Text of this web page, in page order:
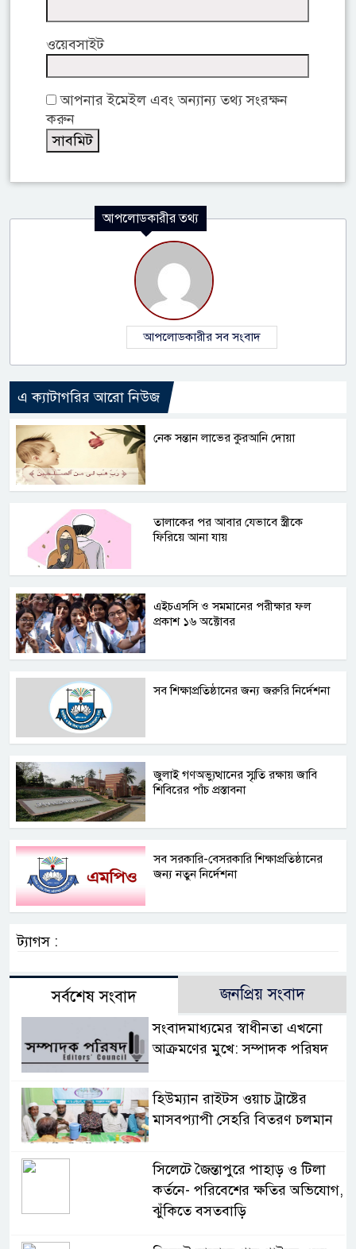
ওয়েবসাইট
আপনার ইমেইল এবং অন্যান্য তথ্য সংরক্ষন
করুন
আপলোডকারীর তথ্য
আপলোডকারীর সব সংবাদ
এ ক্যাটাগরির আরো নিউজ
নেক সন্তান লাভের কুরআনি দোয়া
তালাকের পর আবার যেভাবে স্ত্রীকে
ফিরিয়ে আনা যায়
এইচএসসি ও সমমানের পরীক্ষার ফল
প্রকাশ ১৬ অক্টোবর
সব শিক্ষাপ্রতিষ্ঠানের জন্য জরুরি নির্দেশনা
জুলাই গণঅভ্যুত্থানের স্মৃতি রক্ষায় জাবি
শিবিরের পাঁচ প্রস্তাবনা
সব সরকারি-বেসরকারি শিক্ষাপ্রতিষ্ঠানের
জন্য নতুন নির্দেশনা
ট্যাগস :
সর্বশেষ সংবাদ জনপ্রিয় সংবাদ
সংবাদমাধ্যমের স্বাধীনতা এখনো
আক্রমণের মুখে: সম্পাদক পরিষদ
হিউম্যান রাইটস ওয়াচ ট্রাষ্টের
মাসবপ্যাপী সেহরি বিতরণ চলমান
সিলেটে জৈন্তাপুরে পাহাড় ও টিলা
কর্তনে- পরিবেশের ক্ষতির অভিযোগ,
ঝুঁকিতে বসতবাড়ি